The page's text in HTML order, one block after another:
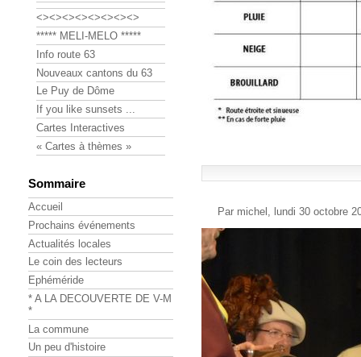
Par michel, lundi 30 octobre
<><><><><><><><>
***** MELI-MELO *****
Info route 63
Nouveaux cantons du 63
Le Puy de Dôme
If you like sunsets ...
Cartes Interactives
« Cartes à thèmes »
Sommaire
Accueil
Prochains événements
Actualités locales
Le coin des lecteurs
Ephéméride
* A LA DECOUVERTE DE V-M
*
La commune
Un peu d'histoire